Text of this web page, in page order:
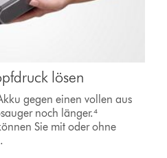
lösen
gegen einen vollen aus
noch länger.⁴
Sie mit oder ohne